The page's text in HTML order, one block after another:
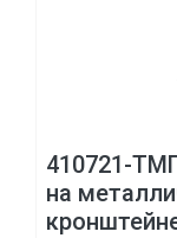
410721-
на